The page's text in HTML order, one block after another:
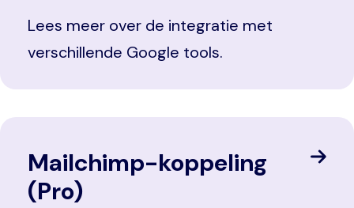
Lees meer over de integratie met
verschillende Google tools.
Mailchimp-koppeling
(Pro)